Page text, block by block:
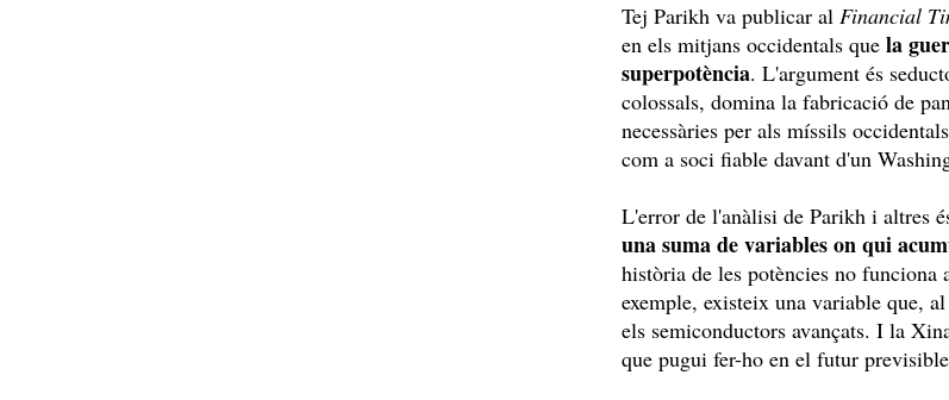
Tej Parikh va publicar al Financial
en els mitjans occidentals que la
superpotència. L'argument és
colossals, domina la fabricació de
necessàries per als míssils
com a soci fiable davant d'un
L'error de l'anàlisi de Parikh i altres
una suma de variables on qui
història de les potències no
exemple, existeix una variable que,
els semiconductors avançats. I la
que pugui fer-ho en el futur